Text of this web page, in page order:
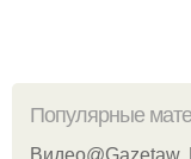
Популярные
Видео@Gazetaw.